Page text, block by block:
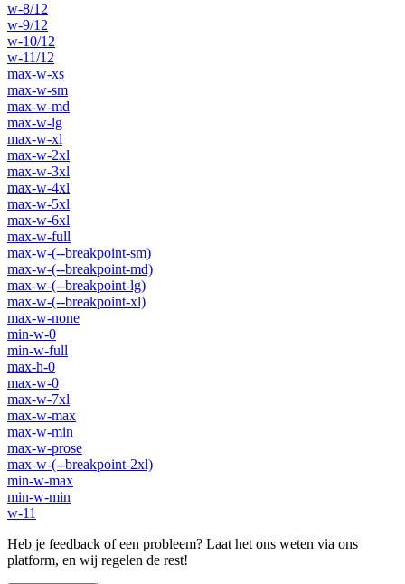
w-8/12
w-9/12
w-10/12
w-11/12
max-w-xs
max-w-sm
max-w-md
max-w-lg
max-w-xl
max-w-2xl
max-w-3xl
max-w-4xl
max-w-5xl
max-w-6xl
max-w-full
max-w-(--breakpoint-sm)
max-w-(--breakpoint-md)
max-w-(--breakpoint-lg)
max-w-(--breakpoint-xl)
max-w-none
min-w-0
min-w-full
max-h-0
max-w-0
max-w-7xl
max-w-max
max-w-min
max-w-prose
max-w-(--breakpoint-2xl)
min-w-max
min-w-min
w-11
Heb je feedback of een probleem? Laat het ons weten via ons
platform, en wij regelen de rest!